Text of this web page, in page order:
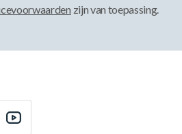
zijn van toepassing.